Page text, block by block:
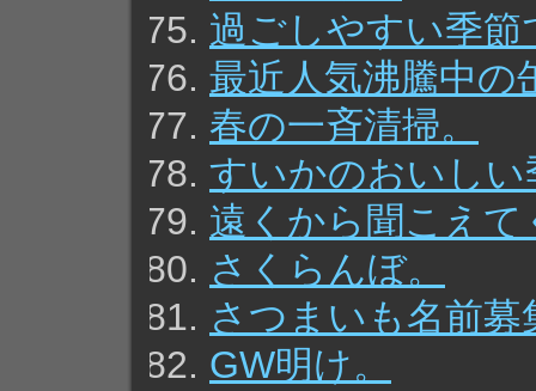
過ごしやすい季節
最近人気沸騰中の
春の一斉清掃。
すいかのおいしい
遠くから聞こえ
さくらんぼ。
さつまいも名前募
GW明け。